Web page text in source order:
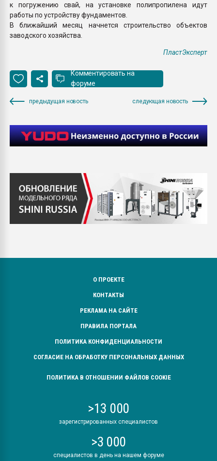
к погружению свай, на установке полипропилена идут
работы по устройству фундаментов.
В ближайший месяц начнется строительство объектов
заводского хозяйства.
ПластЭксперт
Комментировать на
форуме
предыдущая новость следующая новость
О ПРОЕКТЕ
КОНТАКТЫ
РЕКЛАМА НА САЙТЕ
ПРАВИЛА ПОРТАЛА
ПОЛИТИКА КОНФИДЕНЦИАЛЬНОСТИ
СОГЛАСИЕ НА ОБРАБОТКУ ПЕРСОНАЛЬНЫХ ДАННЫХ
ПОЛИТИКА В ОТНОШЕНИИ ФАЙЛОВ COOKIE
>13 000
зарегистрированных специалистов
>3 000
специалистов в день на нашем форуме